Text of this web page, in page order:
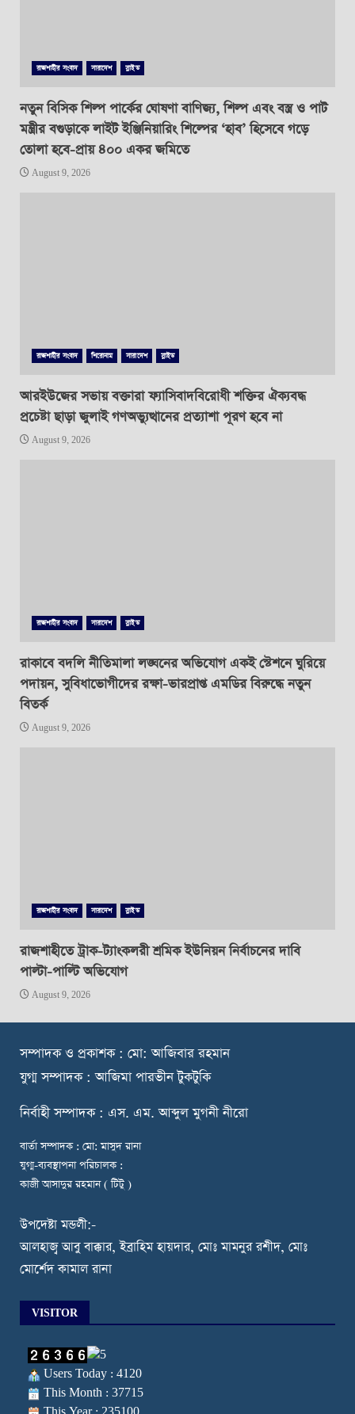
রাজশাহীর সংবাদ সারাদেশ স্লাইড
নতুন বিসিক শিল্প পার্কের ঘোষণা বাণিজ্য, শিল্প এবং বস্ত্র ও পাট
মন্ত্রীর বগুড়াকে লাইট ইঞ্জিনিয়ারিং শিল্পের ‘হাব’ হিসেবে গড়ে
তোলা হবে-প্রায় ৪০০ একর জমিতে
August 9, 2026
রাজশাহীর সংবাদ শিরোনাম সারাদেশ স্লাইড
আরইউজের সভায় বক্তারা ফ্যাসিবাদবিরোধী শক্তির ঐক্যবদ্ধ
প্রচেষ্টা ছাড়া জুলাই গণঅভ্যুত্থানের প্রত্যাশা পূরণ হবে না
August 9, 2026
রাজশাহীর সংবাদ সারাদেশ স্লাইড
রাকাবে বদলি নীতিমালা লঙ্ঘনের অভিযোগ একই স্টেশনে ঘুরিয়ে
পদায়ন, সুবিধাভোগীদের রক্ষা-ভারপ্রাপ্ত এমডির বিরুদ্ধে নতুন
বিতর্ক
August 9, 2026
রাজশাহীর সংবাদ সারাদেশ স্লাইড
রাজশাহীতে ট্রাক-ট্যাংকলরী শ্রমিক ইউনিয়ন নির্বাচনের দাবি
পাল্টা-পাল্টি অভিযোগ
August 9, 2026
সম্পাদক ও প্রকাশক : মো: আজিবার রহমান
যুগ্ম সম্পাদক : আজিমা পারভীন টুকটুকি
নির্বাহী সম্পাদক : এস. এম. আব্দুল মুগনী নীরো
বার্তা সম্পাদক : মো: মাসুদ রানা
যুগ্ম-ব্যবস্থাপনা পরিচালক :
কাজী আসাদুর রহমান ( টিটু )
উপদেষ্টা মন্ডলী:-
আলহাজ্ব আবু বাক্কার, ইব্রাহিম হায়দার, মোঃ মামনুর রশীদ, মোঃ
মোর্শেদ কামাল রানা
VISITOR
Users Today : 4120
This Month : 37715